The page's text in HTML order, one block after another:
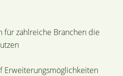
zahlreiche Branchen die
Erweiterungsmöglichkeiten